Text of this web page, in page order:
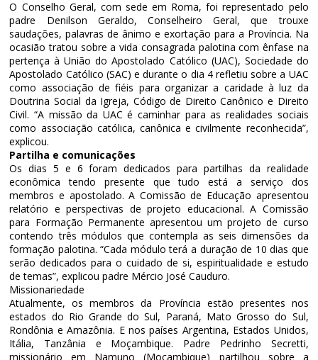
O Conselho Geral, com sede em Roma, foi representado pelo
padre Denilson Geraldo, Conselheiro Geral, que trouxe
saudações, palavras de ânimo e exortação para a Província. Na
ocasião tratou sobre a vida consagrada palotina com ênfase na
pertença à União do Apostolado Católico (UAC), Sociedade do
Apostolado Católico (SAC) e durante o dia 4 refletiu sobre a UAC
como associação de fiéis para organizar a caridade à luz da
Doutrina Social da Igreja, Código de Direito Canônico e Direito
Civil. “A missão da UAC é caminhar para as realidades sociais
como associação católica, canônica e civilmente reconhecida”,
explicou.
Partilha e comunicações
Os dias 5 e 6 foram dedicados para partilhas da realidade
econômica tendo presente que tudo está a serviço dos
membros e apostolado. A Comissão de Educação apresentou
relatório e perspectivas de projeto educacional. A Comissão
para Formação Permanente apresentou um projeto de curso
contendo três módulos que contempla as seis dimensões da
formação palotina. “Cada módulo terá a duração de 10 dias que
serão dedicados para o cuidado de si, espiritualidade e estudo
de temas”, explicou padre Mércio José Cauduro.
Missionariedade
Atualmente, os membros da Província estão presentes nos
estados do Rio Grande do Sul, Paraná, Mato Grosso do Sul,
Rondônia e Amazônia. E nos países Argentina, Estados Unidos,
Itália, Tanzânia e Moçambique. Padre Pedrinho Secretti,
missionário em Namuno (Moçambique) partilhou sobre a